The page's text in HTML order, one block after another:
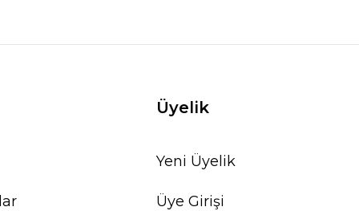
Üyelik
Yeni Üyelik
Üye Girişi